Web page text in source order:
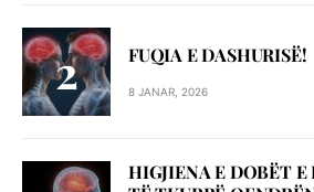
FUQIA E DASHURISË!
8 JANAR, 2026
HIGJIENA E DOBËT